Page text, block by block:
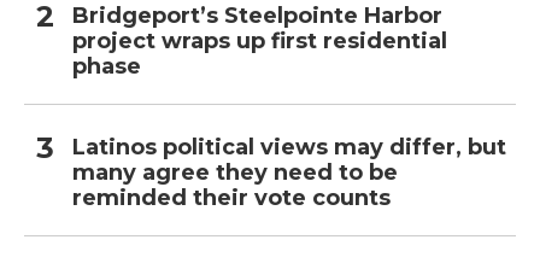
Bridgeport’s Steelpointe Harbor
project wraps up first residential
phase
Latinos political views may differ, but
many agree they need to be
reminded their vote counts